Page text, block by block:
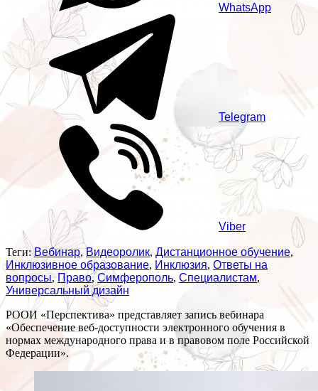
WhatsApp
Telegram
Viber
Теги:Вебинар,Видеоролик, Дистанционное обучение,
Инклюзивное образование, Инклюзия, Ответы на
вопросы,Право,Симферополь, Специалистам,
Универсальный дизайн
РООИ «Перспектива» представляет запись вебинара
«Обеспечение веб-доступности электронного обучения в
нормах международного права и в правовом поле Российской
Федерации».